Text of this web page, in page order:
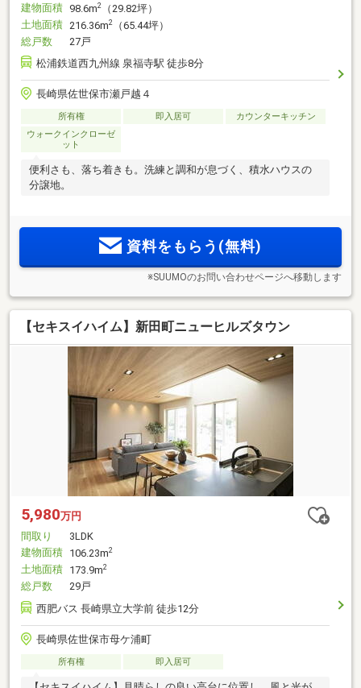
建物面積 98.6m2
（29.82坪）
土地面積 216.36m2
（65.44坪）
総戸数
27戸
松浦鉄道西九州線 泉福寺駅 徒歩8分
長崎県佐世保市瀬戸越４
所有権 即入居可
カウンターキッチン
ウォークインクローゼ
ット
便利さも、落ち着きも。洗練と調和が息づく、積水ハウスの
分譲地。
資料をもらう(無料)
※SUUMOのお問い合わせページへ移動します
【セキスイハイム】新田町ニューヒルズタウン
5,980万円
間取り
3LDK
建物面積 106.23m2
土地面積 173.9m2
総戸数
29戸
西肥バス 長崎県立大学前 徒歩12分
長崎県佐世保市母ケ浦町
所有権 即入居可